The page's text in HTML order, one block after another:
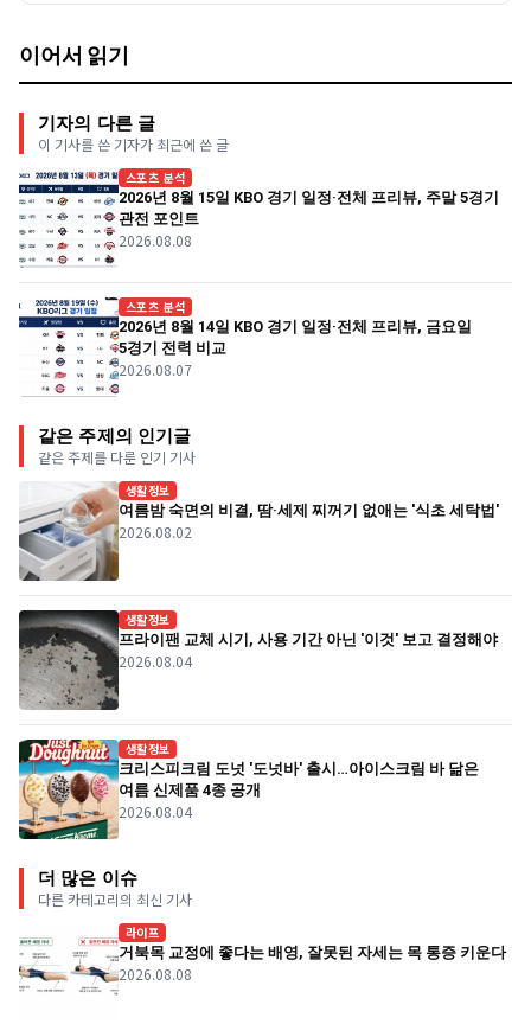
이어서 읽기
기자의 다른 글
이 기사를 쓴 기자가 최근에 쓴 글
스포츠 분석
2026년 8월 15일 KBO 경기 일정·전체 프리뷰, 주말 5경기
관전 포인트
2026.08.08
스포츠 분석
2026년 8월 14일 KBO 경기 일정·전체 프리뷰, 금요일
5경기 전력 비교
2026.08.07
같은 주제의 인기글
같은 주제를 다룬 인기 기사
생활정보
여름밤 숙면의 비결, 땀·세제 찌꺼기 없애는 '식초 세탁법'
2026.08.02
생활정보
프라이팬 교체 시기, 사용 기간 아닌 '이것' 보고 결정해야
2026.08.04
생활정보
크리스피크림 도넛 '도넛바' 출시…아이스크림 바 닮은
여름 신제품 4종 공개
2026.08.04
더 많은 이슈
다른 카테고리의 최신 기사
라이프
거북목 교정에 좋다는 배영, 잘못된 자세는 목 통증 키운다
2026.08.08